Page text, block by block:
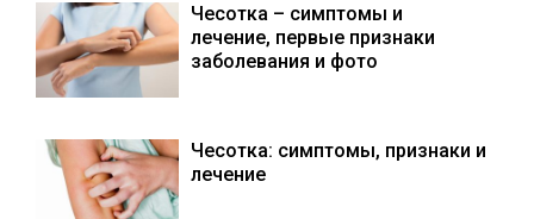
Чесотка – симптомы и
лечение, первые признаки
заболевания и фото
Чесотка: симптомы, признаки и
лечение